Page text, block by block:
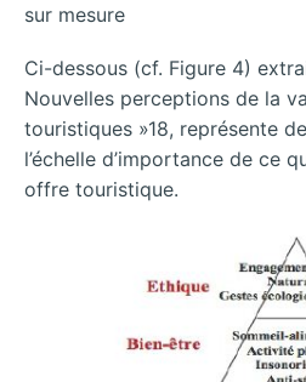
sur mesure
Ci-dessous (cf. Figure 4)
Nouvelles perceptions de la
touristiques »18, représente
l’échelle d’importance de ce
offre touristique.